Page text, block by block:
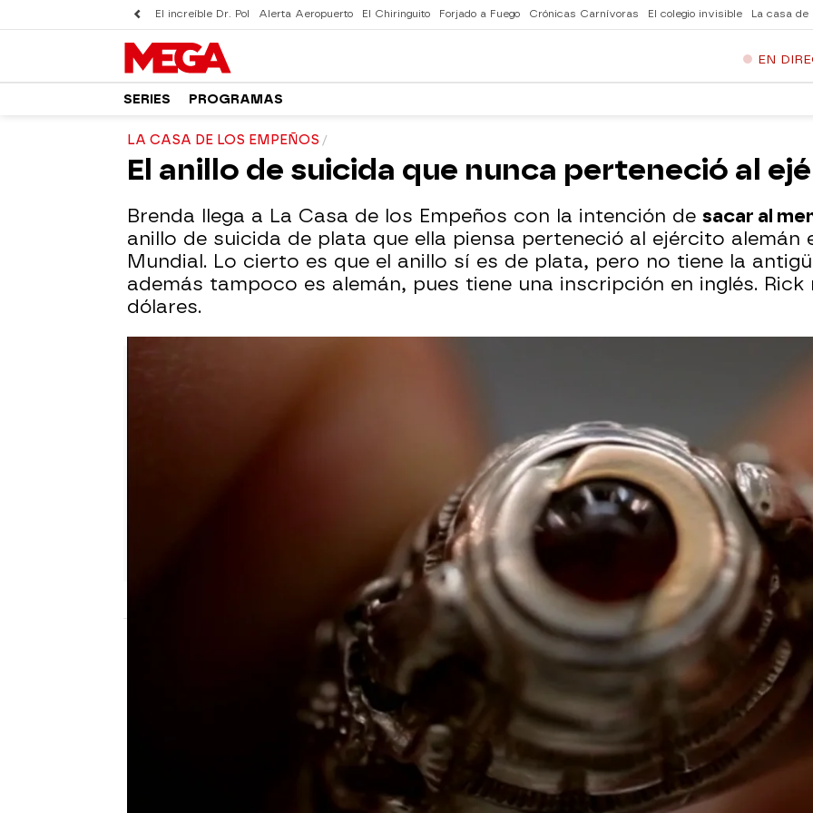
El increíble Dr. Pol Alerta Aeropuerto El Chiringuito Forjado a Fuego Crónicas Carnívoras El colegio invisible La casa de
EN
SERIES PROGRAMAS
LA CASA DE LOS EMPEÑOS
El anillo de suicida que nunca perteneció al
Brenda llega a La Casa de los Empeños con la intención de sacar al
anillo de suicida de plata que ella piensa perteneció al ejército alemán
Mundial. Lo cierto es que el anillo sí es de plata, pero no tiene la
además tampoco es alemán, pues tiene una inscripción en inglés.
dólares.
12 de febrero de 2018, 12:55
Whatsapp